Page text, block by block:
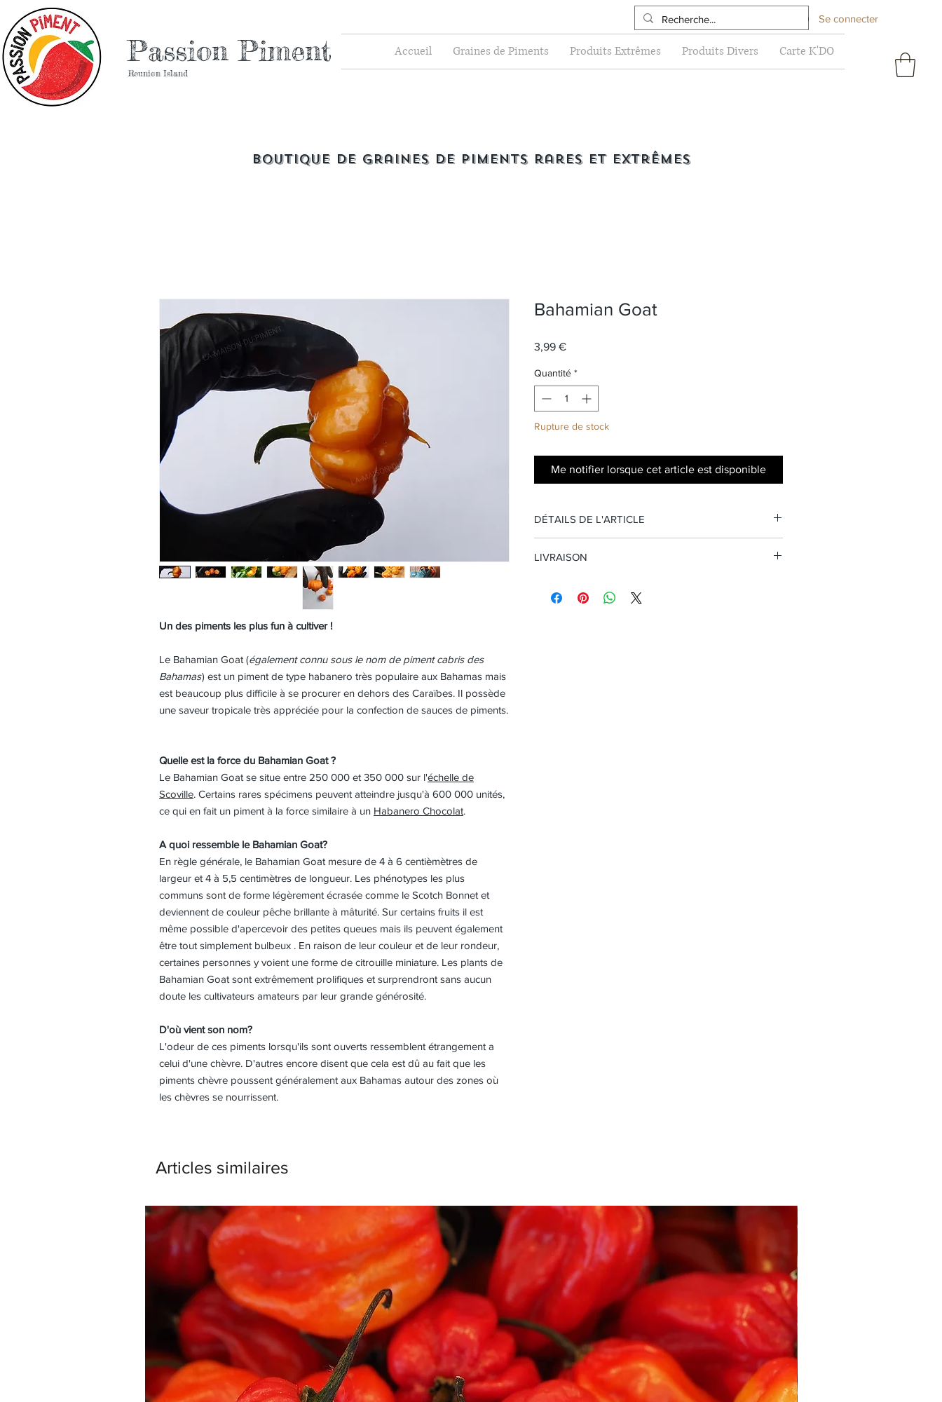
Passion Piment
Reunion Island
Se connecter
Accueil Graines de Piments Produits Extrêmes Produits Divers Carte K'DO
Boutique de graines de piments rares et extrêmes
Un des piments les plus fun à cultiver !
Le Bahamian Goat (également connu sous le nom de piment cabris des
Bahamas) est un piment de type habanero très populaire aux Bahamas mais
est beaucoup plus difficile à se procurer en dehors des Caraïbes. Il possède
une saveur tropicale très appréciée pour la confection de sauces de piments.
Quelle est la force du Bahamian Goat ?
Le Bahamian Goat se situe entre 250 000 et 350 000 sur l'échelle de
Scoville. Certains rares spécimens peuvent atteindre jusqu'à 600 000 unités,
ce qui en fait un piment à la force similaire à un Habanero Chocolat.
A quoi ressemble le Bahamian Goat?
En règle générale, le Bahamian Goat mesure de 4 à 6 centièmètres de
largeur et 4 à 5,5 centimètres de longueur. Les phénotypes les plus
communs sont de forme légèrement écrasée comme le Scotch Bonnet et
deviennent de couleur pêche brillante à mâturité. Sur certains fruits il est
même possible d'apercevoir des petites queues mais ils peuvent également
être tout simplement bulbeux . En raison de leur couleur et de leur rondeur,
certaines personnes y voient une forme de citrouille miniature. Les plants de
Bahamian Goat sont extrêmement prolifiques et surprendront sans aucun
doute les cultivateurs amateurs par leur grande générosité.
D'où vient son nom?
L'odeur de ces piments lorsqu'ils sont ouverts ressemblent étrangement a
celui d'une chèvre. D'autres encore disent que cela est dû au fait que les
piments chèvre poussent généralement aux Bahamas autour des zones où
les chèvres se nourrissent.
Bahamian Goat
3,99 €Prix
Quantité *
Rupture de stock
Me notifier lorsque cet article est disponible
DÉTAILS DE L'ARTICLE
Origine : Bahamas (Caraïbes)
LIVRAISON
Métropolitaine et DOM
Articles similaires